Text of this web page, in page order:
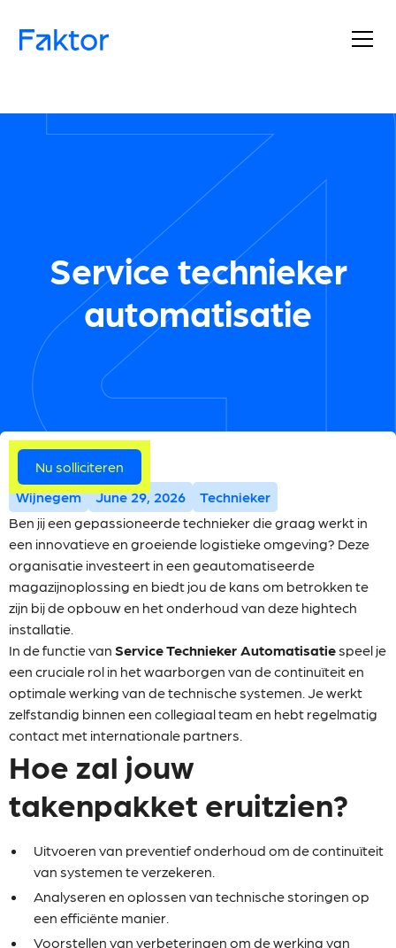
Service technieker
automatisatie
Meer vacatures
Wijnegem June 29, 2026
Technieker
Ben jij een gepassioneerde technieker die graag werkt in
een innovatieve en groeiende logistieke omgeving? Deze
organisatie investeert in een geautomatiseerde
magazijnoplossing en biedt jou de kans om betrokken te
zijn bij de opbouw en het onderhoud van deze hightech
installatie.
In de functie van Service Technieker Automatisatiespeel je
een cruciale rol in het waarborgen van de continuïteit en
optimale werking van de technische systemen. Je werkt
zelfstandig binnen een collegiaal team en hebt regelmatig
contact met internationale partners.
Hoe zal jouw
takenpakket eruitzien?
Uitvoeren van preventief onderhoud om de continuïteit
van systemen te verzekeren.
Analyseren en oplossen van technische storingen op
een efficiënte manier.
Voorstellen van verbeteringen om de werking van
Nu solliciteren